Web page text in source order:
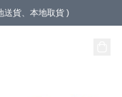
送貨、本地取貨 )